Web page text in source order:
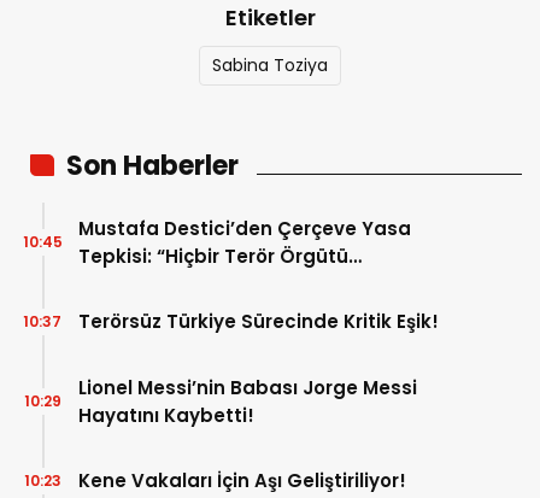
Etiketler
Sabina Toziya
Son Haberler
Mustafa Destici’den Çerçeve Yasa
Tepkisi: “Hiçbir Terör Örgütü
Edilemez”
10:45
Terörsüz Türkiye Sürecinde Kritik Eşik!
10:37
Lionel Messi’nin Babası Jorge Messi
Hayatını Kaybetti!
10:29
Kene Vakaları İçin Aşı Geliştiriliyor!
10:23